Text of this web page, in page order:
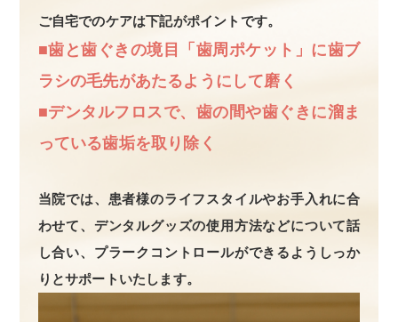
ご自宅でのケアは下記がポイントです。
■歯と歯ぐきの境目「歯周ポケット」に歯ブ
ラシの毛先があたるようにして磨く
■デンタルフロスで、歯の間や歯ぐきに溜ま
っている歯垢を取り除く
当院では、患者様のライフスタイルやお手入れに合
わせて、デンタルグッズの使用方法などについて話
し合い、プラークコントロールができるようしっか
りとサポートいたします。